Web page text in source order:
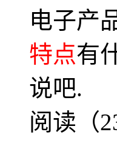
电子产
特点有
说吧.
阅读（